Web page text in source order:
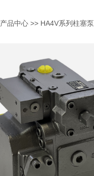
产品中心>> HA4V系列柱塞泵